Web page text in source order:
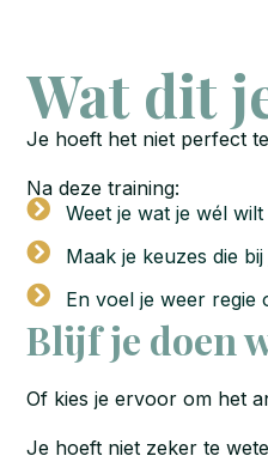
Wat dit
Je hoeft het niet perfect
Na deze training:
Weet je wat je wél wilt
Maak je keuzes die
En voel je weer
Blijf je doen
Of kies je ervoor om het
Je hoeft niet zeker te